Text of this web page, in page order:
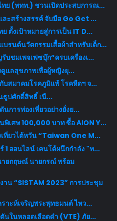
ทย (ททท.) ชวนเปิดประสบการณ...
ะสร้างสรรค์ จับมือ Go Get ...
ตั้งเป้าหมายสู่การเป็น IT D...
นด์นวัตกรรมเสื้อผ้าสำหรับเด็ก...
ชมเพจเฟซบุ๊ก“ครบเครื่องเ...
แลสุขภาพเพื่อผู้หญิงยุ...
บสมาคมโรคภูมิแพ้ โรคหืดฯ จ...
ธูปศักดิ์สิทธิ์ เนื...
การท่องเที่ยวอย่างยั่งย...
พิเศษ 100,000 บาท ซื้อ AION Y...
ที่ยวไต้หวัน “Taiwan One M...
1 ออนไลน์ เคนโด้ผนึกกำลัง "ท...
ยกฤษณ์ นายกรณ์ พร้อม
าน “SISTAM 2023” การประชุม
าะห์เจริญพระพุทธมนต์ ไหว...
นในหลอดเลือดดำ (VTE) ภัย...